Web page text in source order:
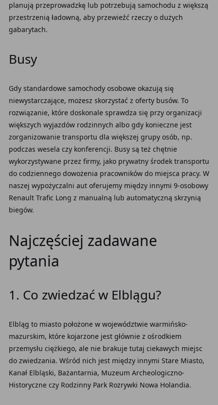
planują przeprowadzkę lub potrzebują samochodu z większą
przestrzenią ładowną, aby przewieźć rzeczy o dużych
gabarytach.
Busy
Gdy standardowe samochody osobowe okazują się
niewystarczające, możesz skorzystać z oferty busów. To
rozwiązanie, które doskonale sprawdza się przy organizacji
większych wyjazdów rodzinnych albo gdy konieczne jest
zorganizowanie transportu dla większej grupy osób, np.
podczas wesela czy konferencji. Busy są też chętnie
wykorzystywane przez firmy, jako prywatny środek transportu
do codziennego dowożenia pracowników do miejsca pracy. W
naszej wypożyczalni aut oferujemy między innymi 9-osobowy
Renault Trafic Long z manualną lub automatyczną skrzynią
biegów.
Najczęściej zadawane
pytania
1. Co zwiedzać w Elblągu?
Elbląg to miasto położone w województwie warmińsko-
mazurskim, które kojarzone jest głównie z ośrodkiem
przemysłu ciężkiego, ale nie brakuje tutaj ciekawych miejsc
do zwiedzania. Wśród nich jest między innymi Stare Miasto,
Kanał Elbląski, Bażantarnia, Muzeum Archeologiczno-
Historyczne czy Rodzinny Park Rozrywki Nowa Holandia.